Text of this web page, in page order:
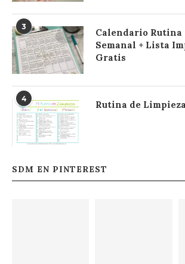
3
Calendario Rutina
Semanal + Lista
Gratis
4
Rutina de
SDM EN PINTEREST